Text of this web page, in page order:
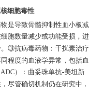
细胞毒性
是导致骨髓抑制性血小板
胞数量减少或功能受损，
③抗病毒药物：干扰素治
程度的血液学异常，包括
）：曲妥珠单抗-美坦新
尽管确切机制仍在研究中